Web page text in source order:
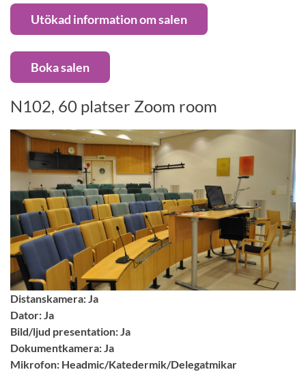
Utökad information om salen
Boka salen
N102, 60 platser Zoom room
Distanskamera: Ja
Dator: Ja
Bild/ljud presentation: Ja
Dokumentkamera: Ja
Mikrofon: Headmic/Katedermik/Delegatmikar